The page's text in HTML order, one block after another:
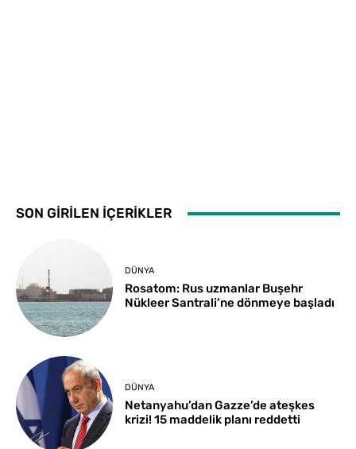
SON GİRİLEN İÇERİKLER
DÜNYA
Rosatom: Rus uzmanlar Buşehr
Nükleer Santrali’ne dönmeye başladı
DÜNYA
Netanyahu’dan Gazze’de ateşkes
krizi! 15 maddelik planı reddetti